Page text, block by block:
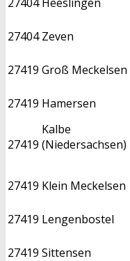
27404 Zeven
27419 Groß Meckelsen
27419 Hamersen
27419
Kalbe
(Niedersachsen)
27419 Klein Meckelsen
27419 Lengenbostel
27419 Sittensen